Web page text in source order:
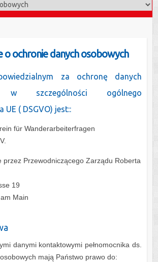
o ochronie danych osobowych
za ochronę danych
w szczególności ogólnego
UE ( DSGVO) jest::
für Wanderarbeiterfragen
przez Przewodniczącego Zarządu Roberta
19
Main
danymi kontaktowymi pełnomocnika ds.
mają Państwo prawo do: